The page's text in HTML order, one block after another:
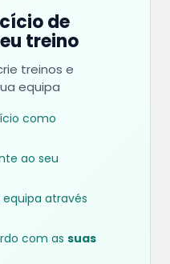
de
treino
treinos e
equipa
como
ao seu
através
com as suas